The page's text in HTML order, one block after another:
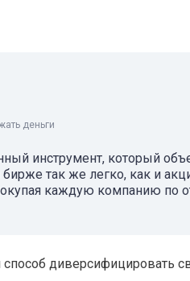
деньги
инструмент, который
так же легко, как и
каждую компанию по
диверсифицировать